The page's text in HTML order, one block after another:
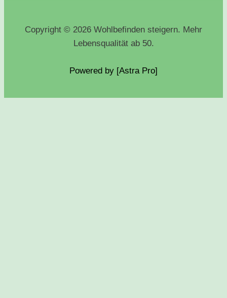
Copyright © 2026 Wohlbefinden steigern. Mehr
Lebensqualität ab 50.
Powered by [Astra Pro]